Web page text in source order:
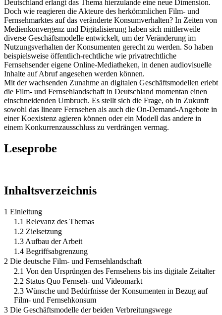
Deutschland erlangt das Thema hierzulande eine neue Dimension.
Doch wie reagieren die Akteure des herkömmlichen Film- und
Fernsehmarktes auf das veränderte Konsumverhalten? In Zeiten von
Medienkonvergenz und Digitalisierung haben sich mittlerweile
diverse Geschäftsmodelle entwickelt, um der Veränderung im
Nutzungsverhalten der Konsumenten gerecht zu werden. So haben
beispielsweise öffentlich-rechtliche wie privatrechtliche
Fernsehsender eigene Online-Mediatheken, in denen audiovisuelle
Inhalte auf Abruf angesehen werden können.
Mit der wachsenden Zunahme an digitalen Geschäftsmodellen erlebt
die Film- und Fernsehlandschaft in Deutschland momentan einen
einschneidenden Umbruch. Es stellt sich die Frage, ob in Zukunft
sowohl das lineare Fernsehen als auch die On-Demand-Angebote in
einer Koexistenz agieren können oder ein Modell das andere in
einem Konkurrenzausschluss zu verdrängen vermag.
Leseprobe
Inhaltsverzeichnis
1 Einleitung
1.1 Relevanz des Themas
1.2 Zielsetzung
1.3 Aufbau der Arbeit
1.4 Begriffsabgrenzung
2 Die deutsche Film- und Fernsehlandschaft
2.1 Von den Ursprüngen des Fernsehens bis ins digitale Zeitalter
2.2 Status Quo Fernseh- und Videomarkt
2.3 Wünsche und Bedürfnisse der Konsumenten in Bezug auf
Film- und Fernsehkonsum
3 Die Geschäftsmodelle der beiden Verbreitungswege